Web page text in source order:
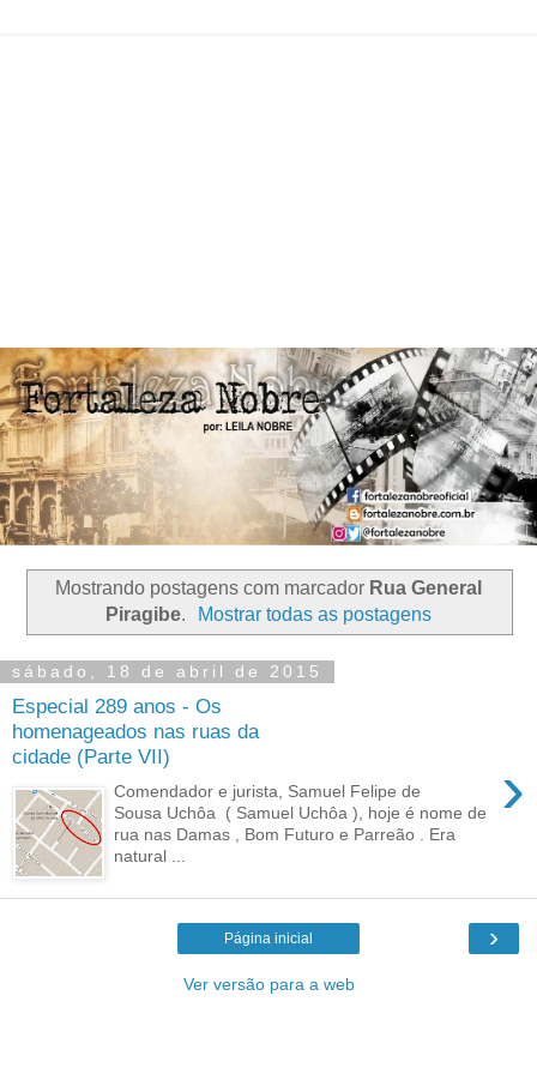
Mostrando postagens com marcador Rua General
Piragibe. Mostrar todas as postagens
sábado, 18 de abril de 2015
Especial 289 anos - Os
homenageados nas ruas da
cidade (Parte VII)
›
Comendador e jurista, Samuel Felipe de
Sousa Uchôa ( Samuel Uchôa ), hoje é nome de
rua nas Damas , Bom Futuro e Parreão . Era
natural ...
›
Página inicial
Ver versão para a web